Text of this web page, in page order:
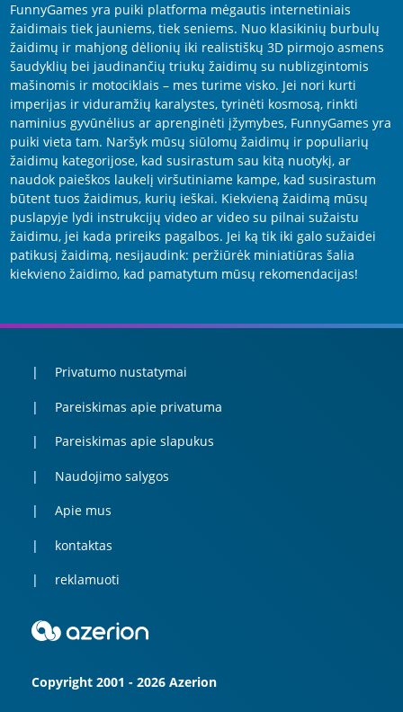
FunnyGames yra puiki platforma mėgautis internetiniais
žaidimais tiek jauniems, tiek seniems. Nuo klasikinių burbulų
žaidimų ir mahjong dėlionių iki realistiškų 3D pirmojo asmens
šaudyklių bei jaudinančių triukų žaidimų su nublizgintomis
mašinomis ir motociklais – mes turime visko. Jei nori kurti
imperijas ir viduramžių karalystes, tyrinėti kosmosą, rinkti
naminius gyvūnėlius ar aprenginėti įžymybes, FunnyGames yra
puiki vieta tam. Naršyk mūsų siūlomų žaidimų ir populiarių
žaidimų kategorijose, kad susirastum sau kitą nuotykį, ar
naudok paieškos laukelį viršutiniame kampe, kad susirastum
būtent tuos žaidimus, kurių ieškai. Kiekvieną žaidimą mūsų
puslapyje lydi instrukcijų video ar video su pilnai sužaistu
žaidimu, jei kada prireiks pagalbos. Jei ką tik iki galo sužaidei
patikusį žaidimą, nesijaudink: peržiūrėk miniatiūras šalia
kiekvieno žaidimo, kad pamatytum mūsų rekomendacijas!
Privatumo nustatymai
Pareiskimas apie privatuma
Pareiskimas apie slapukus
Naudojimo salygos
Apie mus
kontaktas
reklamuoti
Copyright 2001 - 2026 Azerion